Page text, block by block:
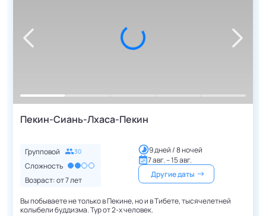
Пекин-Сиань-Лхаса-Пекин
Групповой 30
Сложность
Возраст: от7лет
9 дней / 8 ночей
7 авг. – 15 авг.
Другие даты
Вы побываете не только в Пекине, но и в Тибете, тысячелетней
колыбели буддизма. Тур от 2-х человек.